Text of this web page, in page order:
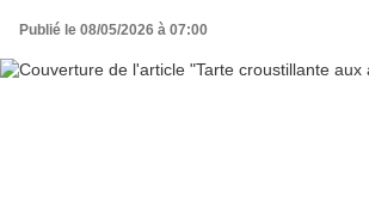
Publié le 08/05/2026 à 07:00